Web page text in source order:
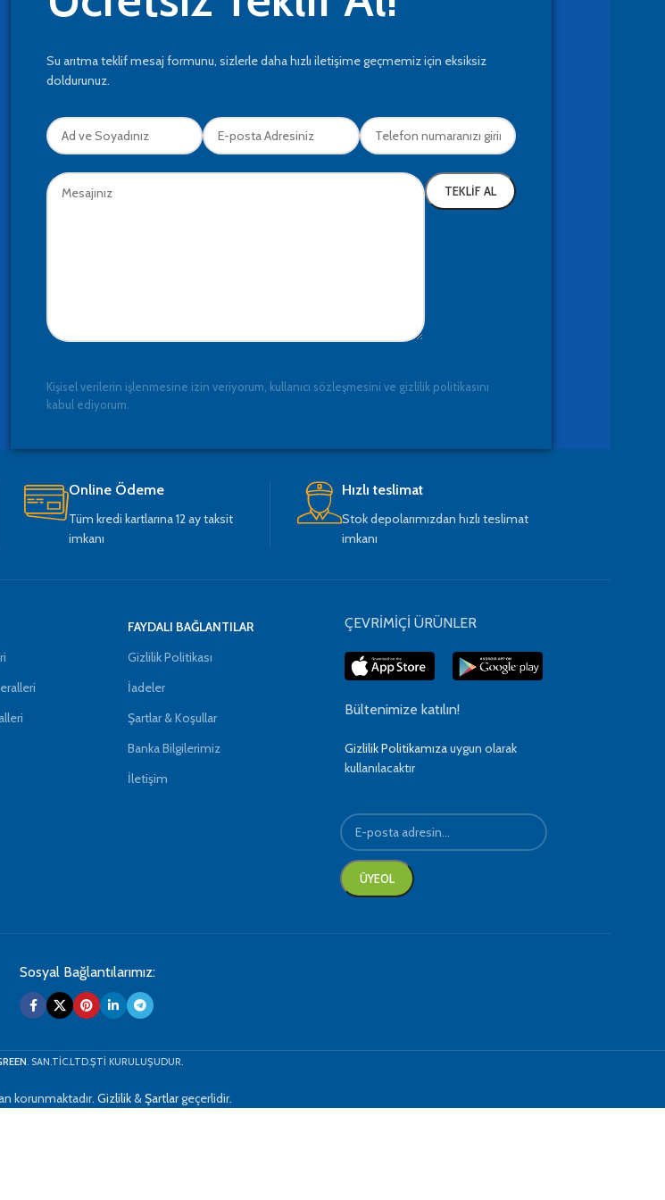
Su arıtma teklif mesaj formunu, sizlerle daha hızlı iletişime geçmemiz için eksiksiz
doldurunuz.
Kişisel verilerin işlenmesine izin veriyorum, kullanıcı sözleşmesini ve gizlilik politikasını
kabul ediyorum.
Online Ödeme
Tüm kredi kartlarına 12 ay taksit
imkanı
Hızlı teslimat
Stok depolarımızdan hızlı teslimat
imkanı
FAYDALI BAĞLANTILAR
Gizlilik Politikası
İadeler
Şartlar & Koşullar
Banka Bilgilerimiz
İletişim
ÇEVRİMİÇİ ÜRÜNLER
Bültenimize katılın!
Gizlilik Politikamızauygun olarak
kullanılacaktır
Sosyal Bağlantılarımız:
. SAN.TİC.LTD.ŞTİ KURULUŞUDUR.
korunmaktadır. Gizlilik&Şartlargeçerlidir.